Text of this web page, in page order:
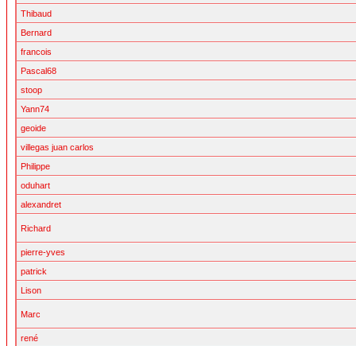
Thibaud
Bernard
francois
Pascal68
stoop
Yann74
geoide
villegas juan carlos
Philippe
oduhart
alexandret
Richard
pierre-yves
patrick
Lison
Marc
rené